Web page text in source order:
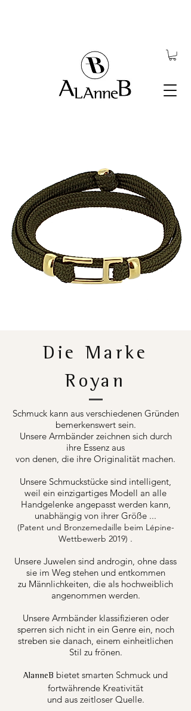
Die Marke
Royan
Schmuck kann aus verschiedenen Gründen
bemerkenswert sein.
Unsere Armbänder zeichnen sich durch
ihre Essenz aus
von denen, die ihre Originalität machen.
Unsere Schmuckstücke sind intelligent,
weil ein einzigartiges Modell an alle
Handgelenke angepasst werden kann,
unabhängig von ihrer Größe ...
(Patent und Bronzemedaille beim Lépine-
Wettbewerb 2019) .
Unsere Juwelen sind androgin, ohne dass
sie im Weg stehen und entkommen
zu Männlichkeiten, die als hochweiblich
angenommen werden.
Unsere Armbänder klassifizieren oder
sperren sich nicht in ein Genre ein, noch
streben sie danach, einem einheitlichen
Stil zu frönen.
AlanneB bietet smarten Schmuck und
fortwährende Kreativität
und aus zeitloser Quelle.